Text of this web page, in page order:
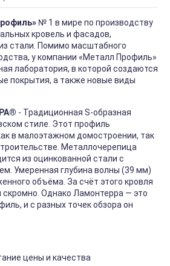
№ 1 в мире по производству
кровель и фасадов,
стали. Помимо масштабного
у компании «Металл Профиль»
лаборатория, в которой создаются
покрытия, а также новые виды
- Традиционная S-образная
стиле. Этот профиль
в малоэтажном домостроении, так
Металлочерепица
из оцинкованной стали c
Умеренная глубина волны (39 мм)
объёма. За счёт этого кровля
скромно. Однако Ламонтерра — это
и с разных точек обзора он
цены и качества